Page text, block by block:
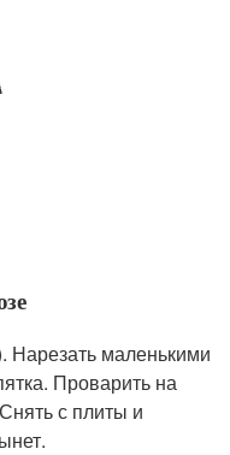
Нарезать маленькими
Проварить на
с плиты и